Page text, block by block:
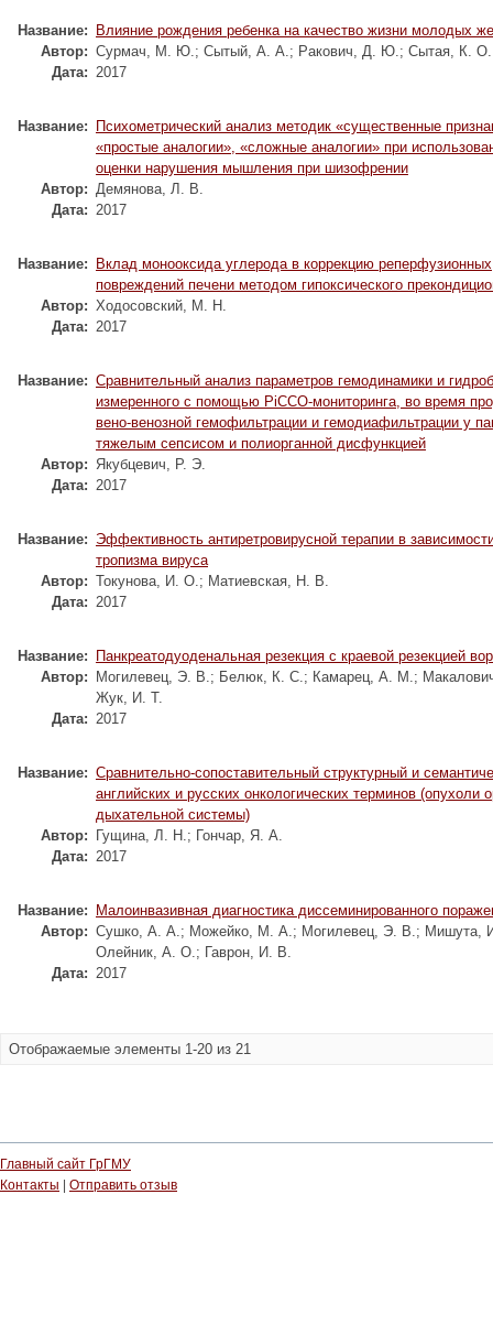
Название:
Влияние рождения ребенка на качество жизни молодых
Автор: Сурмач, М. Ю.; Сытый, А. А.; Ракович, Д. Ю.; Сытая, К. О.
Дата: 2017
Название:
Психометрический анализ методик «существенные
«простые аналогии», «сложные аналогии» при
оценки нарушения мышления при шизофрении
Автор: Демянова, Л. В.
Дата: 2017
Название:
Вклад монооксида углерода в коррекцию реперфузионных
повреждений печени методом гипоксического
Автор: Ходосовский, М. Н.
Дата: 2017
Название: Сравнительный анализ параметров гемодинамики и
измеренного с помощью PiCCO-мониторинга, во время
вено-венозной гемофильтрации и гемодиафильтрации у
тяжелым сепсисом и полиорганной дисфункцией
Автор: Якубцевич, Р. Э.
Дата: 2017
Название: Эффективность антиретровирусной терапии в
тропизма вируса
Автор: Токунова, И. О.; Матиевская, Н. В.
Дата: 2017
Название:
Панкреатодуоденальная резекция с краевой резекцией
Автор:
Могилевец, Э. В.; Белюк, К. С.; Камарец, А. М.;
Жук, И. Т.
Дата: 2017
Название: Сравнительно-сопоставительный структурный и
английских и русских онкологических терминов (опухоли
дыхательной системы)
Автор:
Гущина, Л. Н.; Гончар, Я. А.
Дата: 2017
Название:
Малоинвазивная диагностика диссеминированного
Автор: Сушко, А. А.; Можейко, М. А.; Могилевец, Э. В.; Мишута,
Олейник, А. О.; Гаврон, И. В.
Дата: 2017
Отображаемые элементы 1-20 из 21
Главный сайт ГрГМУ
Контакты
Отправить отзыв